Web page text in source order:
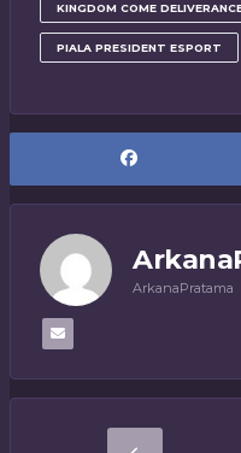
KINGDOM COME
PIALA PRESIDENT ESPORT
ArkanaPratama